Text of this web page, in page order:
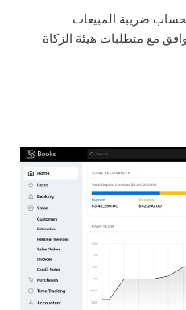
ضريبة المبيعات
مع متطلبات هيئة الزكاة